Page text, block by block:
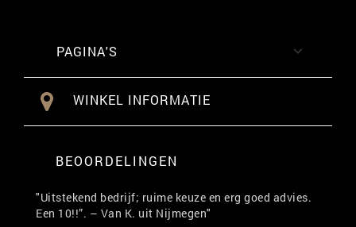
PAGINA'S 
WINKEL INFORMATIE
BEOORDELINGEN
"Uitstekend bedrijf; ruime keuze en erg goed advies.
Een 10!!”. – Van K. uit Nijmegen"